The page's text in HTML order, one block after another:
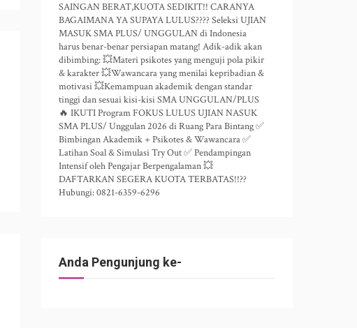
SAINGAN BERAT,KUOTA SEDIKIT!! CARANYA
BAGAIMANA YA SUPAYA LULUS???? Seleksi UJIAN
MASUK SMA PLUS/ UNGGULAN di Indonesia
harus benar-benar persiapan matang! Adik-adik akan
dibimbing: 💥Materi psikotes yang menguji pola pikir
& karakter 💥Wawancara yang menilai kepribadian &
motivasi 💥Kemampuan akademik dengan standar
tinggi dan sesuai kisi-kisi SMA UNGGULAN/PLUS
🔥 IKUTI Program FOKUS LULUS UJIAN NASUK
SMA PLUS/ Unggulan 2026 di Ruang Para Bintang ✅
Bimbingan Akademik + Psikotes & Wawancara ✅
Latihan Soal & Simulasi Try Out ✅ Pendampingan
Intensif oleh Pengajar Berpengalaman 💥
DAFTARKAN SEGERA KUOTA TERBATAS!!??
Hubungi: 0821-6359-6296
Anda Pengunjung ke-